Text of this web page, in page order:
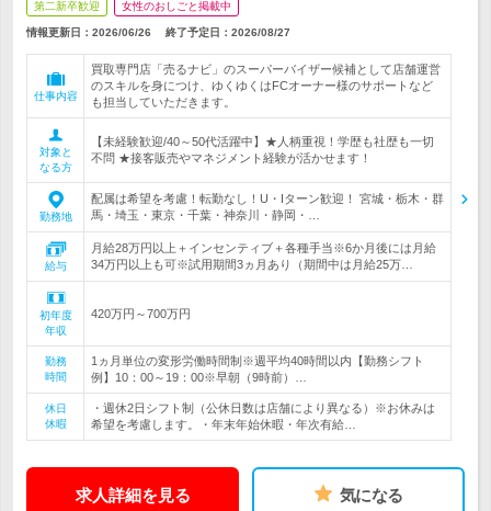
第二新卒歓迎 女性のおしごと掲載中
情報更新日：2026/06/26 終了予定日： 2026/08/27
仕事内容
買取専門店「売るナビ」のスーパーバイザー候補として店舗運営
のスキルを身につけ、ゆくゆくはFCオーナー様のサポートなど
も担当していただきます。
対象と
なる方
【未経験歓迎/40～50代活躍中】★人柄重視！学歴も社歴も一切
不問 ★接客販売やマネジメント経験が活かせます！
勤務地
配属は希望を考慮！転勤なし！U・Iターン歓迎！ 宮城・栃木・群
馬・埼玉・東京・千葉・神奈川・静岡・…
給与
月給28万円以上＋インセンティブ＋各種手当※6か月後には月給
34万円以上も可※試用期間3ヵ月あり（期間中は月給25万…
初年度
年収
420万円～700万円
勤務
時間
1ヵ月単位の変形労働時間制※週平均40時間以内【勤務シフト
例】10：00～19：00※早朝（9時前）…
休日
休暇
・週休2日シフト制（公休日数は店舗により異なる）※お休みは
希望を考慮します。・年末年始休暇・年次有給…
求人詳細を見る 気になる